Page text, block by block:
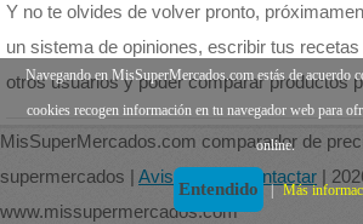
Y no te olvides de volver pronto,
un sistema de opiniones, escribir tus
otros usuarios y poder comparar productos
MisSuperMercados.com comparador de
supermercados | Aviso legal Contactar |
www.missupermercados.com
Navegando en MisSuperMercados.com estás de acuerdo
cookies recogen información en tu navegador web para
online.
Entendido | Más